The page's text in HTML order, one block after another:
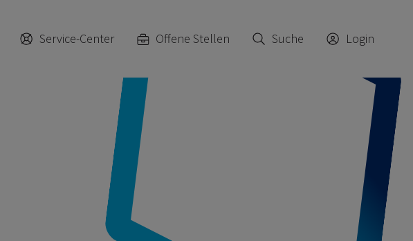
Service-Center Offene Stellen Suche Login